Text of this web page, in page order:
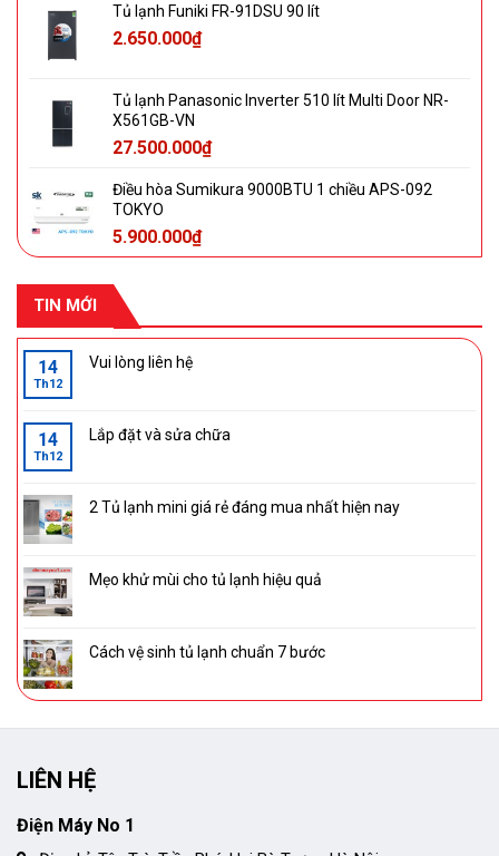
Tủ lạnh Funiki FR-91DSU 90 lít
2.650.000₫
Tủ lạnh Panasonic Inverter 510 lít Multi Door NR-
X561GB-VN
27.500.000₫
Điều hòa Sumikura 9000BTU 1 chiều APS-092
TOKYO
5.900.000₫
TIN MỚI
14
Th12
Vui lòng liên hệ
14
Th12
Lắp đặt và sửa chữa
2 Tủ lạnh mini giá rẻ đáng mua nhất hiện nay
Mẹo khử mùi cho tủ lạnh hiệu quả
Cách vệ sinh tủ lạnh chuẩn 7 bước
LIÊN HỆ
Điện Máy No 1